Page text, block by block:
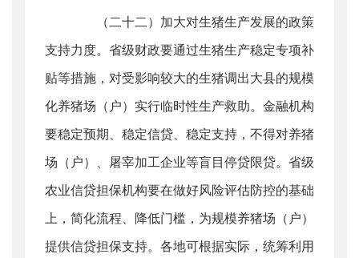
（二十二）加大对生猪生产发展的政策
支持力度。省级财政要通过生猪生产稳定专项补
贴等措施，对受影响较大的生猪调出大县的规模
化养猪场（户）实行临时性生产救助。金融机构
要稳定预期、稳定信贷、稳定支持，不得对养猪
场（户）、屠宰加工企业等盲目停贷限贷。省级
农业信贷担保机构要在做好风险评估防控的基础
上，简化流程、降低门槛，为规模养猪场（户）
提供信贷担保支持。各地可根据实际，统筹利用